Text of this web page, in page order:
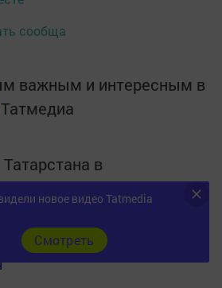
сообща
важным и интересным в
Татмедиа
в
MАХ:
в Телеграм, Вконтакте
новое видео Tatmedia
Cмотреть